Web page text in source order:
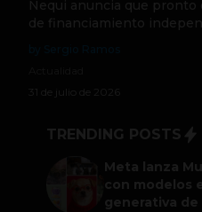
Nequi anuncia que pronto
de financiamiento
31 de julio de 2026
TRENDING POSTS
Meta lanza
con modelos
generativa de